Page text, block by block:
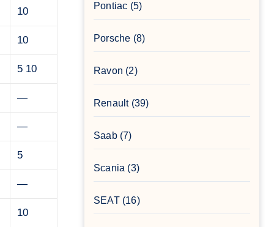
10
10
5 10
—
—
5
—
10
Pontiac (5)
Porsche (8)
Ravon (2)
Renault(39)
Saab(7)
Scania (3)
SEAT(16)